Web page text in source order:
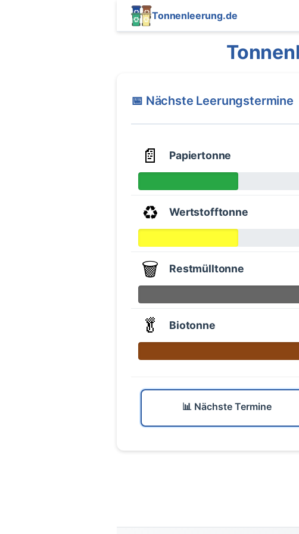
Tonnenleerung.de
📅 Nächste Leerungstermine
📄 Papiertonne
♻️ Wertstofftonne
🗑️ Restmülltonne
🥬 Biotonne
📊 Nächste Termine